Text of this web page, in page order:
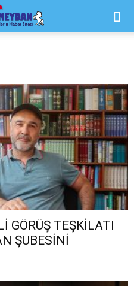
GÖRÜŞ TEŞKİLATI
ŞUBESİNİ